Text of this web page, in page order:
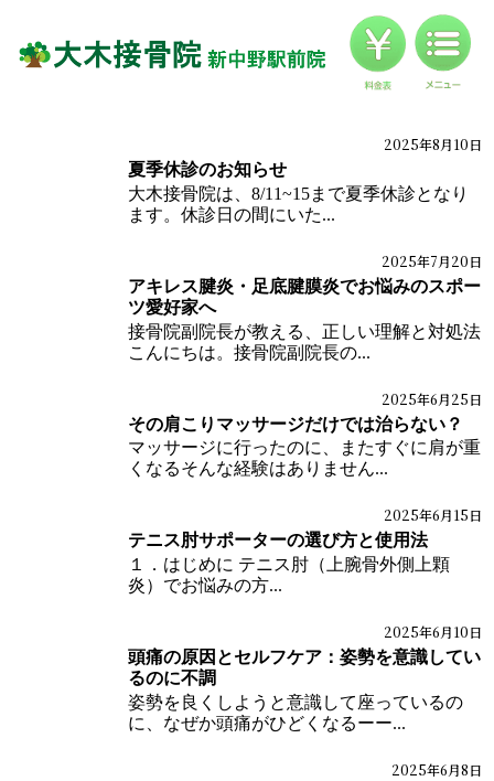
対応症状一覧
2025年8月10日
夏季休診のお知らせ
大木接骨院は、8/11~15まで夏季休診となり
ます。休診日の間にいた...
2025年7月20日
アキレス腱炎・足底腱膜炎でお悩みのスポー
ツ愛好家へ
接骨院副院長が教える、正しい理解と対処法
こんにちは。接骨院副院長の...
2025年6月25日
その肩こりマッサージだけでは治らない？
マッサージに行ったのに、またすぐに肩が重
くなるそんな経験はありません...
2025年6月15日
テニス肘サポーターの選び方と使用法
１．はじめに テニス肘（上腕骨外側上顆
炎）でお悩みの方...
2025年6月10日
頭痛の原因とセルフケア：姿勢を意識してい
るのに不調
姿勢を良くしようと意識して座っているの
に、なぜか頭痛がひどくなるーー...
2025年6月8日